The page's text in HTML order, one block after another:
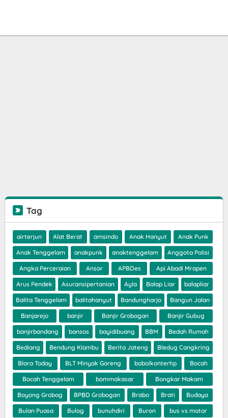
Tag
airterjun Alat Berat amsindo Anak Hanyut Anak Punk
Anak Tenggelam anakpunk anaktenggelam Anggota Polisi
Angka Perceraian Ansor APBDes Api Abadi Mrapen
Arus Pendek Asuransipertanian Ayla Balap Liar balapliar
Balita Tenggelam balitahanyut Bandungharjo Bangun Jalan
Banjarejo banjir Banjir Grobogan Banjir Gubug
banjirbandang bansos bayidibuang BBM Bedah Rumah
Bediang Bendung Klambu Berita Jateng Bledug Cangkring
Blora Today BLT Minyak Goreng bobolkonterhp Bocah
Bocah Tenggelam bommakasar Bongkar Makam
Boyong Grobog BPBD Grobogan Brabo Brati Budaya
Bulan Puasa Bulog bunuhdiri Buron bus vs motor